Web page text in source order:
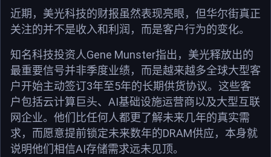
近期，美光科技的财报虽然表现亮眼，但华尔街真正
关注的并不是收入和利润，而是客户行为的变化。
知名科技投资人Gene Munster指出，美光释放出的
最重要信号并非季度业绩，而是越来越多全球大型客
户开始主动签订3年至5年的长期供货协议。这些客
户包括云计算巨头、 AI基础设施运营商以及大型互联
网企业。他们比任何人都更了解未来几年的真实需
求，而愿意提前锁定未来数年的DRAM供应，本身就
说明他们相信AI存储需求远未见顶。